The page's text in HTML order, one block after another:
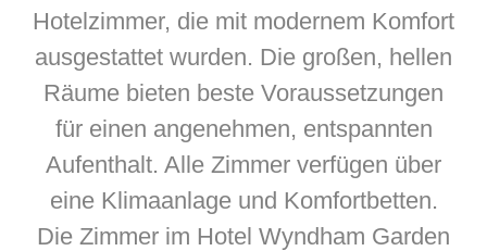
Hotelzimmer, die mit modernem Komfort
ausgestattet wurden. Die großen, hellen
Räume bieten beste Voraussetzungen
für einen angenehmen, entspannten
Aufenthalt. Alle Zimmer verfügen über
eine Klimaanlage und Komfortbetten.
Die Zimmer im Hotel Wyndham Garden